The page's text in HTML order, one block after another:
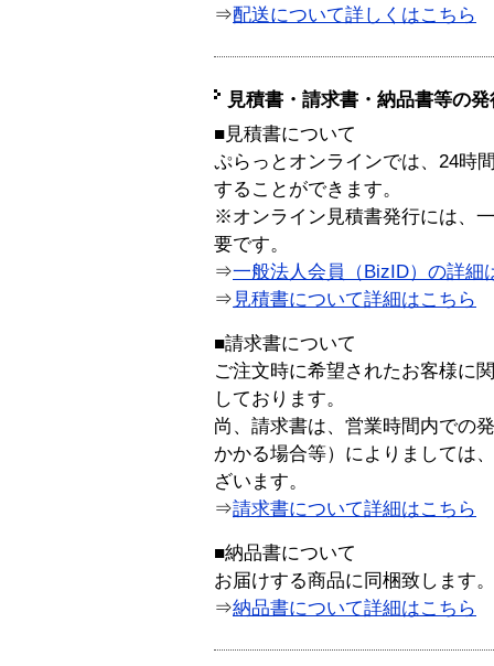
⇒配送について詳しくはこちら
見積書・請求書・納品書等の
■見積書について
ぷらっとオンラインでは、24時
することができます。
※オンライン見積書発行には、
要です。
⇒一般法人会員（BizID）の詳細
⇒ 見積書について詳細はこちら
■請求書について
ご注文時に希望されたお客様に
しております。
尚、請求書は、営業時間内での
かかる場合等）によりましては
ざいます。
⇒請求書について詳細はこちら
■納品書について
お届けする商品に同梱致します。
⇒納品書について詳細はこちら